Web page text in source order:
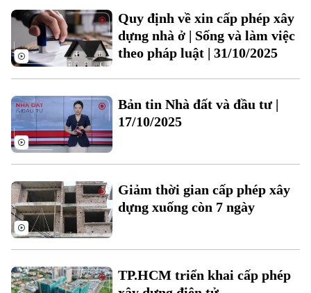
Đánh giá
Hướng nghiệp
Làng nghề
Di tích
Y tế
Dinh dưỡng
Thể thao
Bóng đá
Quần vợt
Golf
Giải trí
Tin tức
Sao
Điện ảnh
Thời trang
Âm nhạc
Đã phát sóng
Quy định về xin cấp phép xây
dựng nhà ở | Sống và làm việc
theo pháp luật | 31/10/2025
Bản tin Nhà đất và đầu tư |
17/10/2025
Giảm thời gian cấp phép xây
dựng xuống còn 7 ngày
TP.HCM triển khai cấp phép